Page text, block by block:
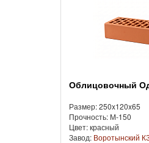
Облицовочный
Размер: 250x120x65
Прочность: М-150
Цвет: красный
Завод: Воротынский